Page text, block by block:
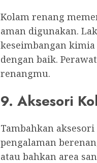
Kolam renang
aman digunakan.
keseimbangan
dengan baik.
renangmu.
9. Aksesori
Tambahkan
pengalaman
atau bahkan area